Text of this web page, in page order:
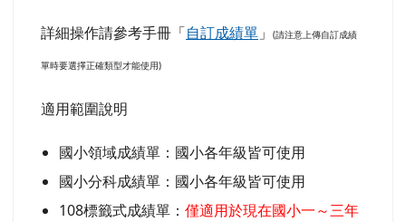
詳細操作請參考手冊「自訂成績單 」 (請注意上傳自訂成績
單時要選擇正確類型才能使用)
適用範圍說明
國小領域成績單：國小各年級皆可使用
國小分科成績單：國小各年級皆可使用
108標籤式成績單： 僅適用於現在國小一～三年